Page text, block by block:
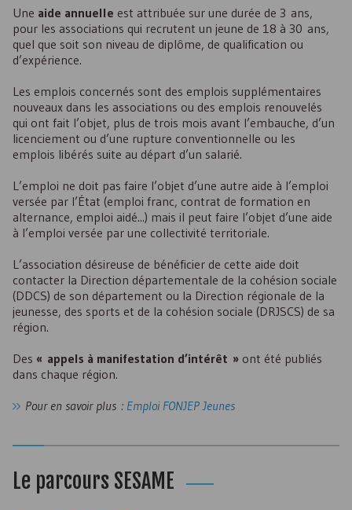
Une aide annuelle est attribuée sur une durée de 3 ans,
pour les associations qui recrutent un jeune de 18 à 30 ans,
quel que soit son niveau de diplôme, de qualification ou
d’expérience.
Les emplois concernés sont des emplois supplémentaires
nouveaux dans les associations ou des emplois renouvelés
qui ont fait l’objet, plus de trois mois avant l’embauche, d’un
licenciement ou d’une rupture conventionnelle ou les
emplois libérés suite au départ d’un salarié.
L’emploi ne doit pas faire l’objet d’une autre aide à l’emploi
versée par l’État (emploi franc, contrat de formation en
alternance, emploi aidé...) mais il peut faire l’objet d’une aide
à l’emploi versée par une collectivité territoriale.
L’association désireuse de bénéficier de cette aide doit
contacter la Direction départementale de la cohésion sociale
(DDCS) de son département ou la Direction régionale de la
jeunesse, des sports et de la cohésion sociale (DRJSCS) de sa
région.
Des « appels à manifestation d’intérêt » ont été publiés
dans chaque région.
Pour en savoir plus : Emploi FONJEPJeunes
Le parcours SESAME